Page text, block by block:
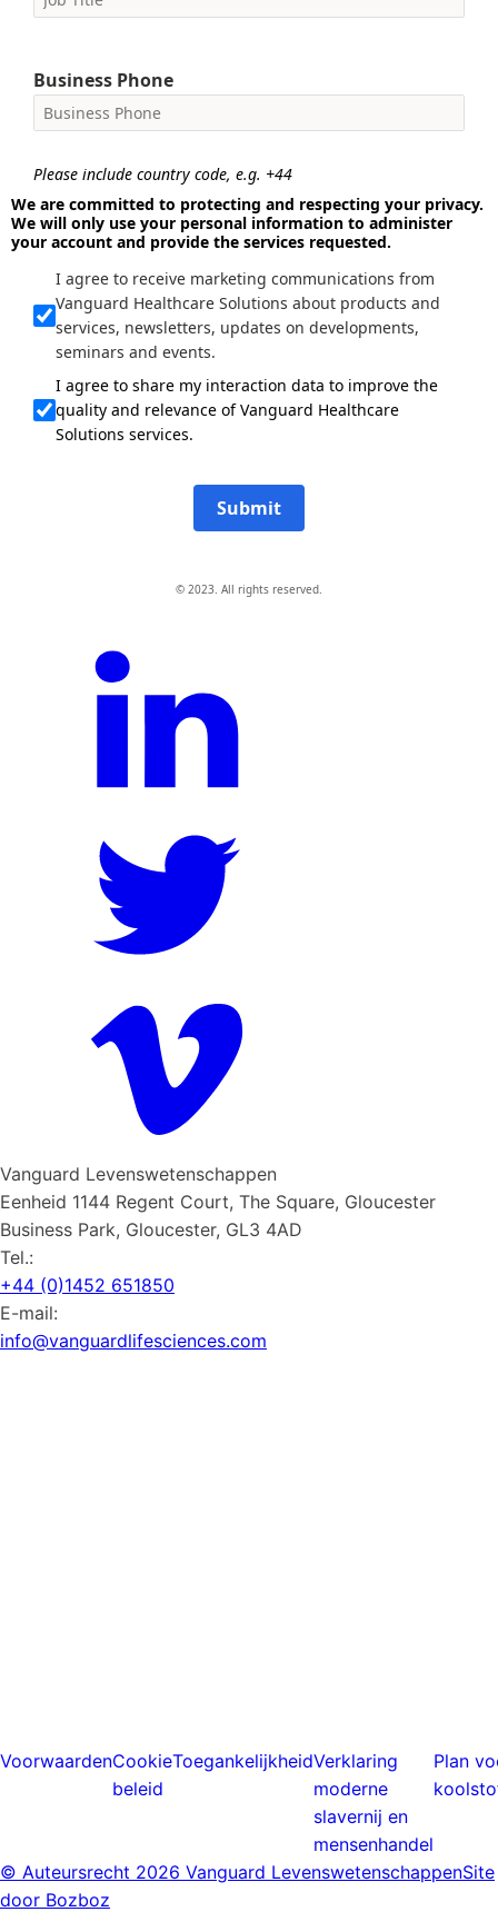
Business Phone
Please include country code, e.g. +44
We are committed to protecting and respecting your privacy.
We will only use your personal information to administer
your account and provide the services requested.
I agree to receive marketing communications from
Vanguard Healthcare Solutions about products and
services, newsletters, updates on developments,
seminars and events.
I agree to share my interaction data to improve the
quality and relevance of Vanguard Healthcare
Solutions services.
Submit
© 2023. All rights reserved.
Vanguard Levenswetenschappen
Eenheid 1144 Regent Court, The Square, Gloucester
Business Park, Gloucester, GL3 4AD
Tel.:
+44 (0)1452 651850
E-mail:
info@vanguardlifesciences.com
VoorwaardenCookie
beleid
ToegankelijkheidVerklaring
moderne
slavernij en
mensenhandel
Plan
© Auteursrecht 2026 Vanguard LevenswetenschappenSite
door Bozboz